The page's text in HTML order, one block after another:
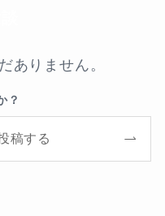
ありません。
？
稿する